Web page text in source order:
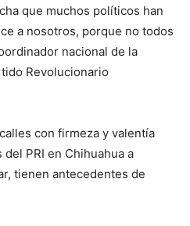
que muchos políticos han
a nosotros, porque no todos
nacional de la
Revolucionario
con firmeza y valentía
PRI en Chihuahua a
tienen antecedentes de